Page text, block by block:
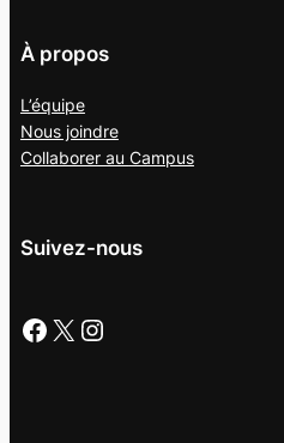
À propos
L’équipe
Nous joindre
Collaborer au Campus
Suivez-nous
Facebook X Instagram